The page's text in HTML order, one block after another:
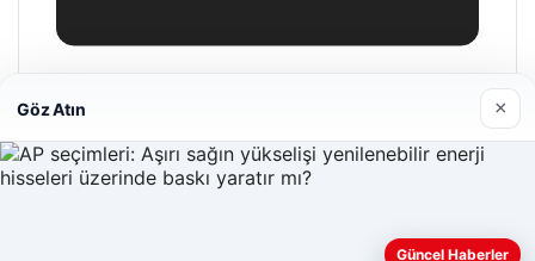
Hastaş Beton
Göz Atın ×
Güncel Haberler